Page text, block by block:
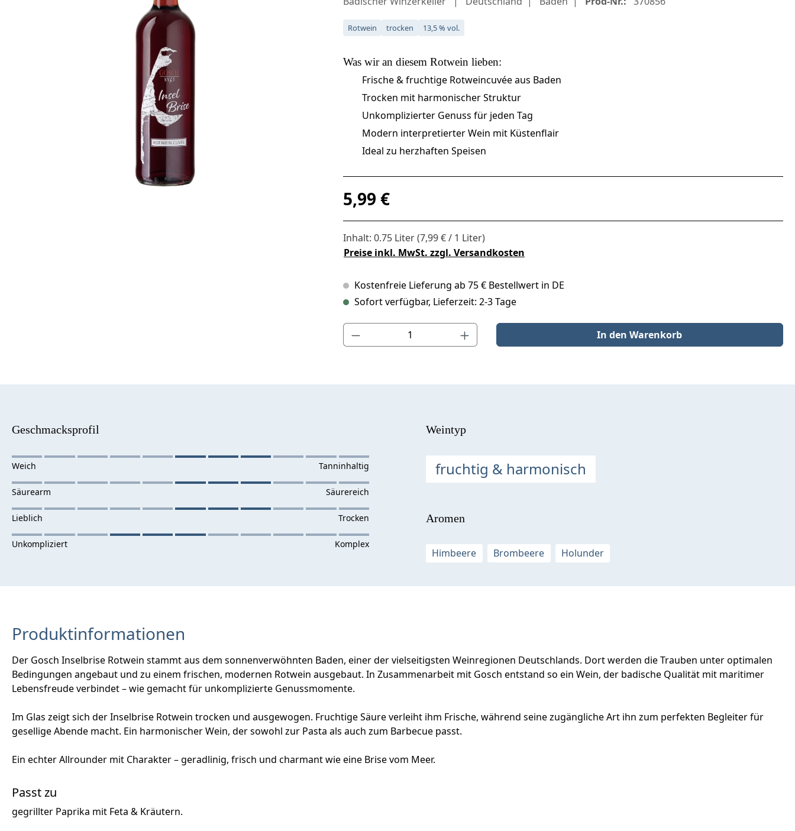
Rotwein trocken 13,5 % vol.
Was wir an diesem Rotwein lieben:
Frische & fruchtige Rotweincuvée aus Baden
Trocken mit harmonischer Struktur
Unkomplizierter Genuss für jeden Tag
Modern interpretierter Wein mit Küstenflair
Ideal zu herzhaften Speisen
Regulärer Preis:
5,99 €
Inhalt: 0.75 Liter(7,99 € / 1 Liter)
Preise inkl. MwSt. zzgl. Versandkosten
Kostenfreie Lieferung ab 75 € Bestellwert in DE
Sofort verfügbar, Lieferzeit: 2-3 Tage
Produkt Anzahl: Gib den gewünschten Wert ein oder benutze die Schaltflächen um die Anzahl zu erhöhen oder zu
In den Warenkorb
Geschmacksprofil Weintyp
fruchtig & harmonisch
Aromen
Himbeere Brombeere Holunder
Produktinformationen
Der Gosch Inselbrise Rotwein stammt aus dem sonnenverwöhnten Baden, einer der vielseitigsten Weinregionen Deutschlands. Dort werden die Trauben unter optimalen
Bedingungen angebaut und zu einem frischen, modernen Rotwein ausgebaut. In Zusammenarbeit mit Gosch entstand so ein Wein, der badische Qualität mit maritimer
Lebensfreude verbindet – wie gemacht für unkomplizierte Genussmomente.
Im Glas zeigt sich der Inselbrise Rotwein trocken und ausgewogen. Fruchtige Säure verleiht ihm Frische, während seine zugängliche Art ihn zum perfekten Begleiter für
gesellige Abende macht. Ein harmonischer Wein, der sowohl zur Pasta als auch zum Barbecue passt.
Ein echter Allrounder mit Charakter – geradlinig, frisch und charmant wie eine Brise vom Meer.
Passt zu
gegrillter Paprika mit Feta & Kräutern.